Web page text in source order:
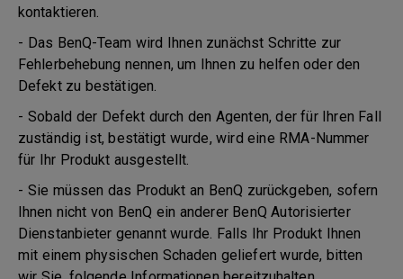
kontaktieren.
- Das BenQ-Team wird Ihnen zunächst Schritte zur
Fehlerbehebung nennen, um Ihnen zu helfen oder den
Defekt zu bestätigen.
- Sobald der Defekt durch den Agenten, der für Ihren Fall
zuständig ist, bestätigt wurde, wird eine RMA-Nummer
für Ihr Produkt ausgestellt.
- Sie müssen das Produkt an BenQ zurückgeben, sofern
Ihnen nicht von BenQ ein anderer BenQ Autorisierter
Dienstanbieter genannt wurde. Falls Ihr Produkt Ihnen
mit einem physischen Schaden geliefert wurde, bitten